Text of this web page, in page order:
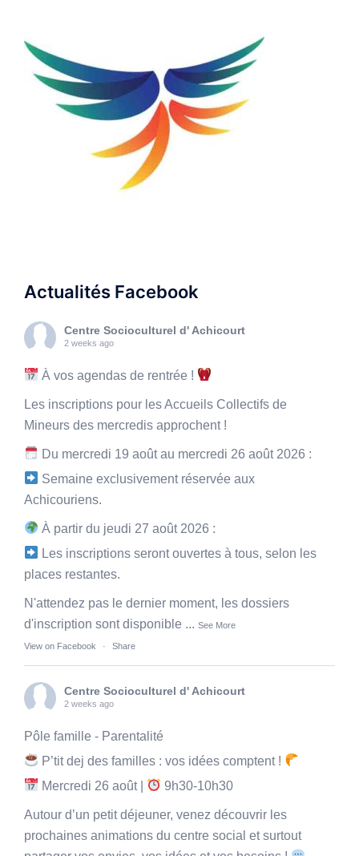
Actualités Facebook
Centre Socioculturel d' Achicourt
2 weeks ago
À vos agendas de rentrée !
Les inscriptions pour les Accueils Collectifs de
Mineurs des mercredis approchent !
Du mercredi 19 août au mercredi 26 août 2026 :
Semaine exclusivement réservée aux
Achicouriens.
À partir du jeudi 27 août 2026 :
Les inscriptions seront ouvertes à tous, selon les
places restantes.
N'attendez pas le dernier moment, les dossiers
d'inscription sont disponible ... See More
View on Facebook · Share
Centre Socioculturel d' Achicourt
2 weeks ago
Pôle famille - Parentalité
P’tit dej des familles : vos idées comptent !
Mercredi 26 août |
9h30-10h30
Autour d’un petit déjeuner, venez découvrir les
prochaines animations du centre social et surtout